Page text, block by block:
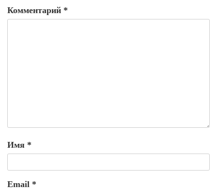
Комментарий *
Имя *
Email *